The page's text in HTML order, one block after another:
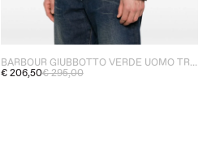
BARBOUR GIUBBOTTO VERDE UOMO TRACKER
€ 206,50€ 295,00